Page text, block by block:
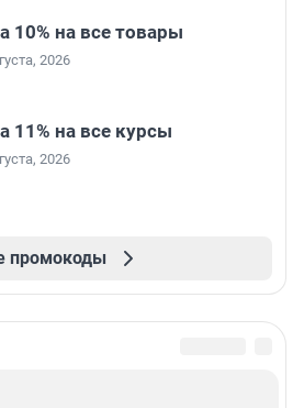
10% на все товары
2026
11% на все курсы
2026
промокоды